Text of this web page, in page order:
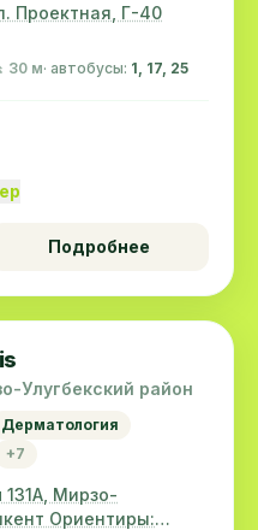
Проектная, Г-40
30 м· автобусы: 1, 17, 25
Подробнее
Улугбекский район
Дерматология
+7
Мирзо-
Ориентиры: